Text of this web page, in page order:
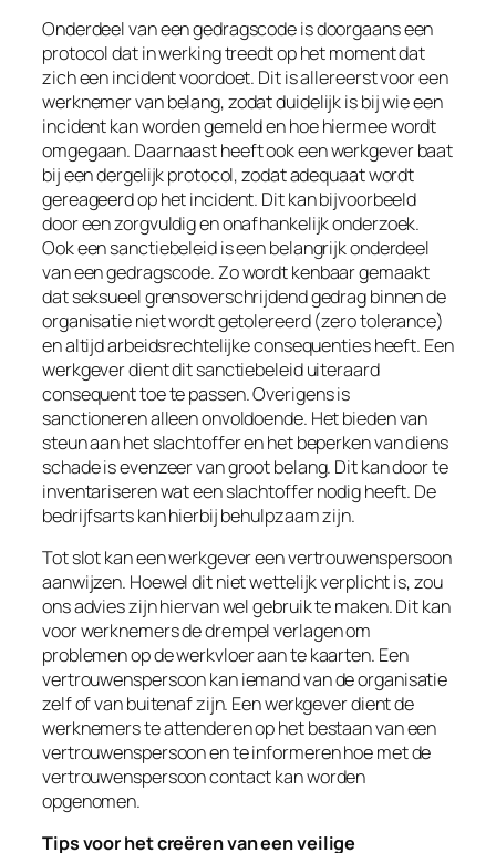
Onderdeel van een gedragscode is doorgaans een
protocol dat in werking treedt op het moment dat
zich een incident voordoet. Dit is allereerst voor een
werknemer van belang, zodat duidelijk is bij wie een
incident kan worden gemeld en hoe hiermee wordt
omgegaan. Daarnaast heeft ook een werkgever baat
bij een dergelijk protocol, zodat adequaat wordt
gereageerd op het incident. Dit kan bijvoorbeeld
door een zorgvuldig en onafhankelijk onderzoek.
Ook een sanctiebeleid is een belangrijk onderdeel
van een gedragscode. Zo wordt kenbaar gemaakt
dat seksueel grensoverschrijdend gedrag binnen de
organisatie niet wordt getolereerd (zero tolerance)
en altijd arbeidsrechtelijke consequenties heeft. Een
werkgever dient dit sanctiebeleid uiteraard
consequent toe te passen. Overigens is
sanctioneren alleen onvoldoende. Het bieden van
steun aan het slachtoffer en het beperken van diens
schade is evenzeer van groot belang. Dit kan door te
inventariseren wat een slachtoffer nodig heeft. De
bedrijfsarts kan hierbij behulpzaam zijn.
Tot slot kan een werkgever een vertrouwenspersoon
aanwijzen. Hoewel dit niet wettelijk verplicht is, zou
ons advies zijn hiervan wel gebruik te maken. Dit kan
voor werknemers de drempel verlagen om
problemen op de werkvloer aan te kaarten. Een
vertrouwenspersoon kan iemand van de organisatie
zelf of van buitenaf zijn. Een werkgever dient de
werknemers te attenderen op het bestaan van een
vertrouwenspersoon en te informeren hoe met de
vertrouwenspersoon contact kan worden
opgenomen.
Tips voor het creëren van een veilige